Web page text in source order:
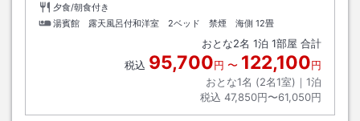
夕食/朝食付き
湯賓館 露天風呂付和洋室 2ベッド 禁煙 海側 12畳
おとな2名 1泊 1部屋 合計
税込 95,700円 〜 122,100円
おとな1名 (2名1室)｜ 1泊
税込 47,850円〜61,050円